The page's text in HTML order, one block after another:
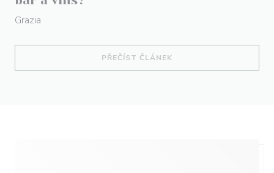
Grazia
PŘEČÍST ČLÁNEK((OTEVŘE SE V NOVÉM